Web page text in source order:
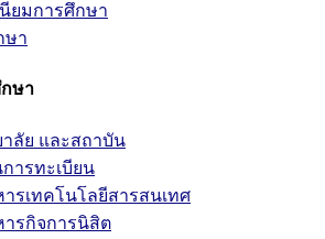
ยมการศึกษา
ษา
ษา
ลัย และสถาบัน
ารทะเบียน
รเทคโนโลยีสารสนเทศ
รกิจการนิสิต